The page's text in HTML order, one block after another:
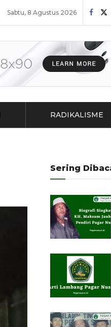
Sabtu, 8 Agustus 2026
RADIKALISME
Sering